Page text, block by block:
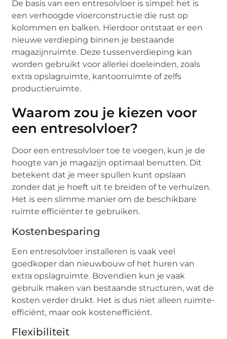
De basis van een entresolvloer is simpel: het is
een verhoogde vloerconstructie die rust op
kolommen en balken. Hierdoor ontstaat er een
nieuwe verdieping binnen je bestaande
magazijnruimte. Deze tussenverdieping kan
worden gebruikt voor allerlei doeleinden, zoals
extra opslagruimte, kantoorruimte of zelfs
productieruimte.
Waarom zou je kiezen voor
een entresolvloer?
Door een entresolvloer toe te voegen, kun je de
hoogte van je magazijn optimaal benutten. Dit
betekent dat je meer spullen kunt opslaan
zonder dat je hoeft uit te breiden of te verhuizen.
Het is een slimme manier om de beschikbare
ruimte efficiënter te gebruiken.
Kostenbesparing
Een entresolvloer installeren is vaak veel
goedkoper dan nieuwbouw of het huren van
extra opslagruimte. Bovendien kun je vaak
gebruik maken van bestaande structuren, wat de
kosten verder drukt. Het is dus niet alleen ruimte-
efficiënt, maar ook kostenefficiënt.
Flexibiliteit